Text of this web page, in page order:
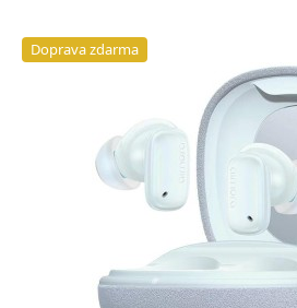
Doprava zdarma